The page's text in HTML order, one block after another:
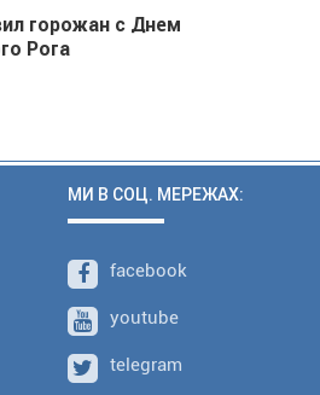
горожан с Днем
Рога
МИ В СОЦ. МЕРЕЖАХ:
facebook
youtube
telegram